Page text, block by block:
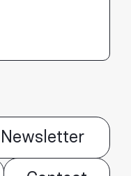
Newsletter